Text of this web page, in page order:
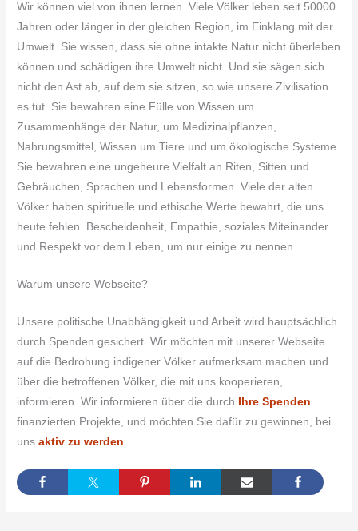
Wir können viel von ihnen lernen. Viele Völker leben seit 50000
Jahren oder länger in der gleichen Region, im Einklang mit der
Umwelt. Sie wissen, dass sie ohne intakte Natur nicht überleben
können und schädigen ihre Umwelt nicht. Und sie sägen sich
nicht den Ast ab, auf dem sie sitzen, so wie unsere Zivilisation
es tut. Sie bewahren eine Fülle von Wissen um
Zusammenhänge der Natur, um Medizinalpflanzen,
Nahrungsmittel, Wissen um Tiere und um ökologische Systeme.
Sie bewahren eine ungeheure Vielfalt an Riten, Sitten und
Gebräuchen, Sprachen und Lebensformen. Viele der alten
Völker haben spirituelle und ethische Werte bewahrt, die uns
heute fehlen. Bescheidenheit, Empathie, soziales Miteinander
und Respekt vor dem Leben, um nur einige zu nennen.
Warum unsere Webseite?
Unsere politische Unabhängigkeit und Arbeit wird hauptsächlich
durch Spenden gesichert. Wir möchten mit unserer Webseite
auf die Bedrohung indigener Völker aufmerksam machen und
über die betroffenen Völker, die mit uns kooperieren,
informieren. Wir informieren über die durch
Ihre Spenden
finanzierten Projekte, und möchten Sie dafür zu gewinnen, bei
uns aktiv zu werden.